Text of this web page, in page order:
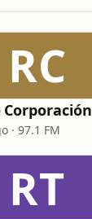
RC
Corporación
· 97.1 FM
RT